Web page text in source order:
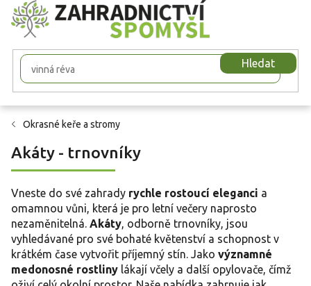
Přejít
na
obsah
Hledat
Okrasné keře a stromy
Akáty - trnovníky
Vneste do své zahrady rychle rostoucí eleganci a
omamnou vůni, která je pro letní večery naprosto
nezaměnitelná. Akáty , odborně trnovníky, jsou
vyhledávané pro své bohaté květenství a schopnost v
krátkém čase vytvořit příjemný stín. Jako významné
medonosné rostliny lákají včely a další opylovače, čímž